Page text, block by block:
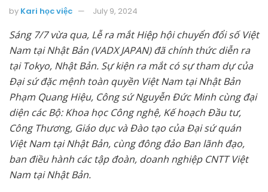
by Kari học việc July 9, 2024
Sáng 7/7 vừa qua, Lễ ra mắt Hiệp hội chuyển đổi số Việt
Nam tại Nhật Bản (VADX JAPAN) đã chính thức diễn ra
tại Tokyo, Nhật Bản. Sự kiện ra mắt có sự tham dự của
Đại sứ đặc mệnh toàn quyền Việt Nam tại Nhật Bản
Phạm Quang Hiệu, Công sứ Nguyễn Đức Minh cùng đại
diện các Bộ: Khoa học Công nghệ, Kế hoạch Đầu tư,
Công Thương, Giáo dục và Đào tạo của Đại sứ quán
Việt Nam tại Nhật Bản, cùng đông đảo Ban lãnh đạo,
ban điều hành các tập đoàn, doanh nghiệp CNTT Việt
Nam tại Nhật Bản.